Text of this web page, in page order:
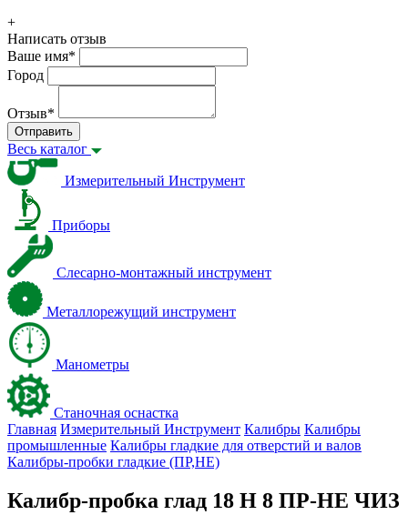
+
Написать отзыв
Ваше имя*
Город
Отзыв*
Отправить
Весь каталог
Измерительный Инструмент
Приборы
Слесарно-монтажный инструмент
Металлорежущий инструмент
Манометры
Станочная оснастка
Главная Измерительный Инструмент Калибры Калибры
промышленные Калибры гладкие для отверстий и валов
Калибры-пробки гладкие (ПР,НЕ)
Калибр-пробка глад 18 H 8 ПР-НЕ ЧИЗ